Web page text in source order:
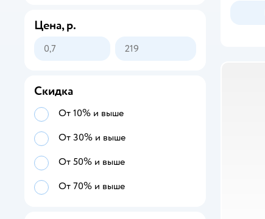
Цена, р.
Скидка
От 10% и выше
От 30% и выше
От 50% и выше
От 70% и выше